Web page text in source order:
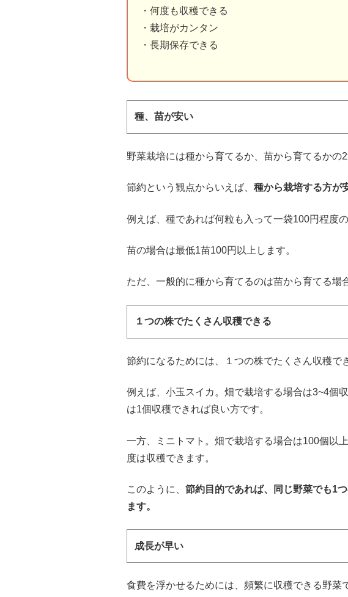
・何度も収穫できる
・栽培がカンタン
・長期保存できる
種、苗が安い
野菜栽培には種から育てるか、苗から育てるかの
節約という観点からいえば、 種から栽培する方が
例えば、種であれば何粒も入って一袋100円程度
苗の場合は最低1苗100円以上します。
ただ、一般的に種から育てるのは苗から育てる場
１つの株でたくさん収穫できる
節約になるためには、１つの株でたくさん収穫で
例えば、小玉スイカ。畑で栽培する場合は3~4個
は1個収穫できれば良い方です。
一方、ミニトマト。畑で栽培する場合は100個以
度は収穫できます。
このように、 節約目的であれば、同じ野菜でも1
ます。
成長が早い
食費を浮かせるためには、頻繁に収穫できる野菜